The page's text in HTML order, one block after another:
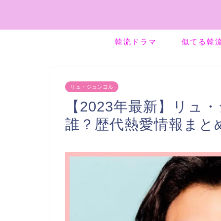
韓流ドラマ 似てる韓
リュ・ジュンヨル
【2023年最新】リュ
誰？歴代熱愛情報まと